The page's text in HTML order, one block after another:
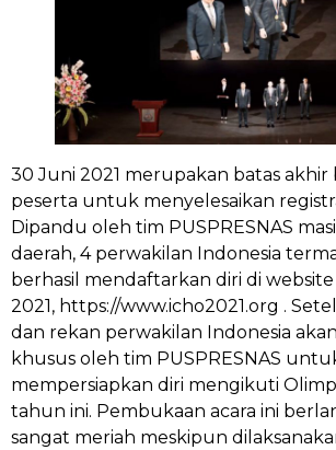
30 Juni 2021 merupakan batas
peserta untuk menyelesaikan
Dipandu oleh tim PUSPRESNAS
daerah, 4 perwakilan Indonesia
berhasil mendaftarkan diri di website
2021, https://www.icho2021.org .
dan rekan perwakilan Indonesia
khusus oleh tim PUSPRESNAS
mempersiapkan diri mengikuti
tahun ini. Pembukaan acara ini
sangat meriah meskipun